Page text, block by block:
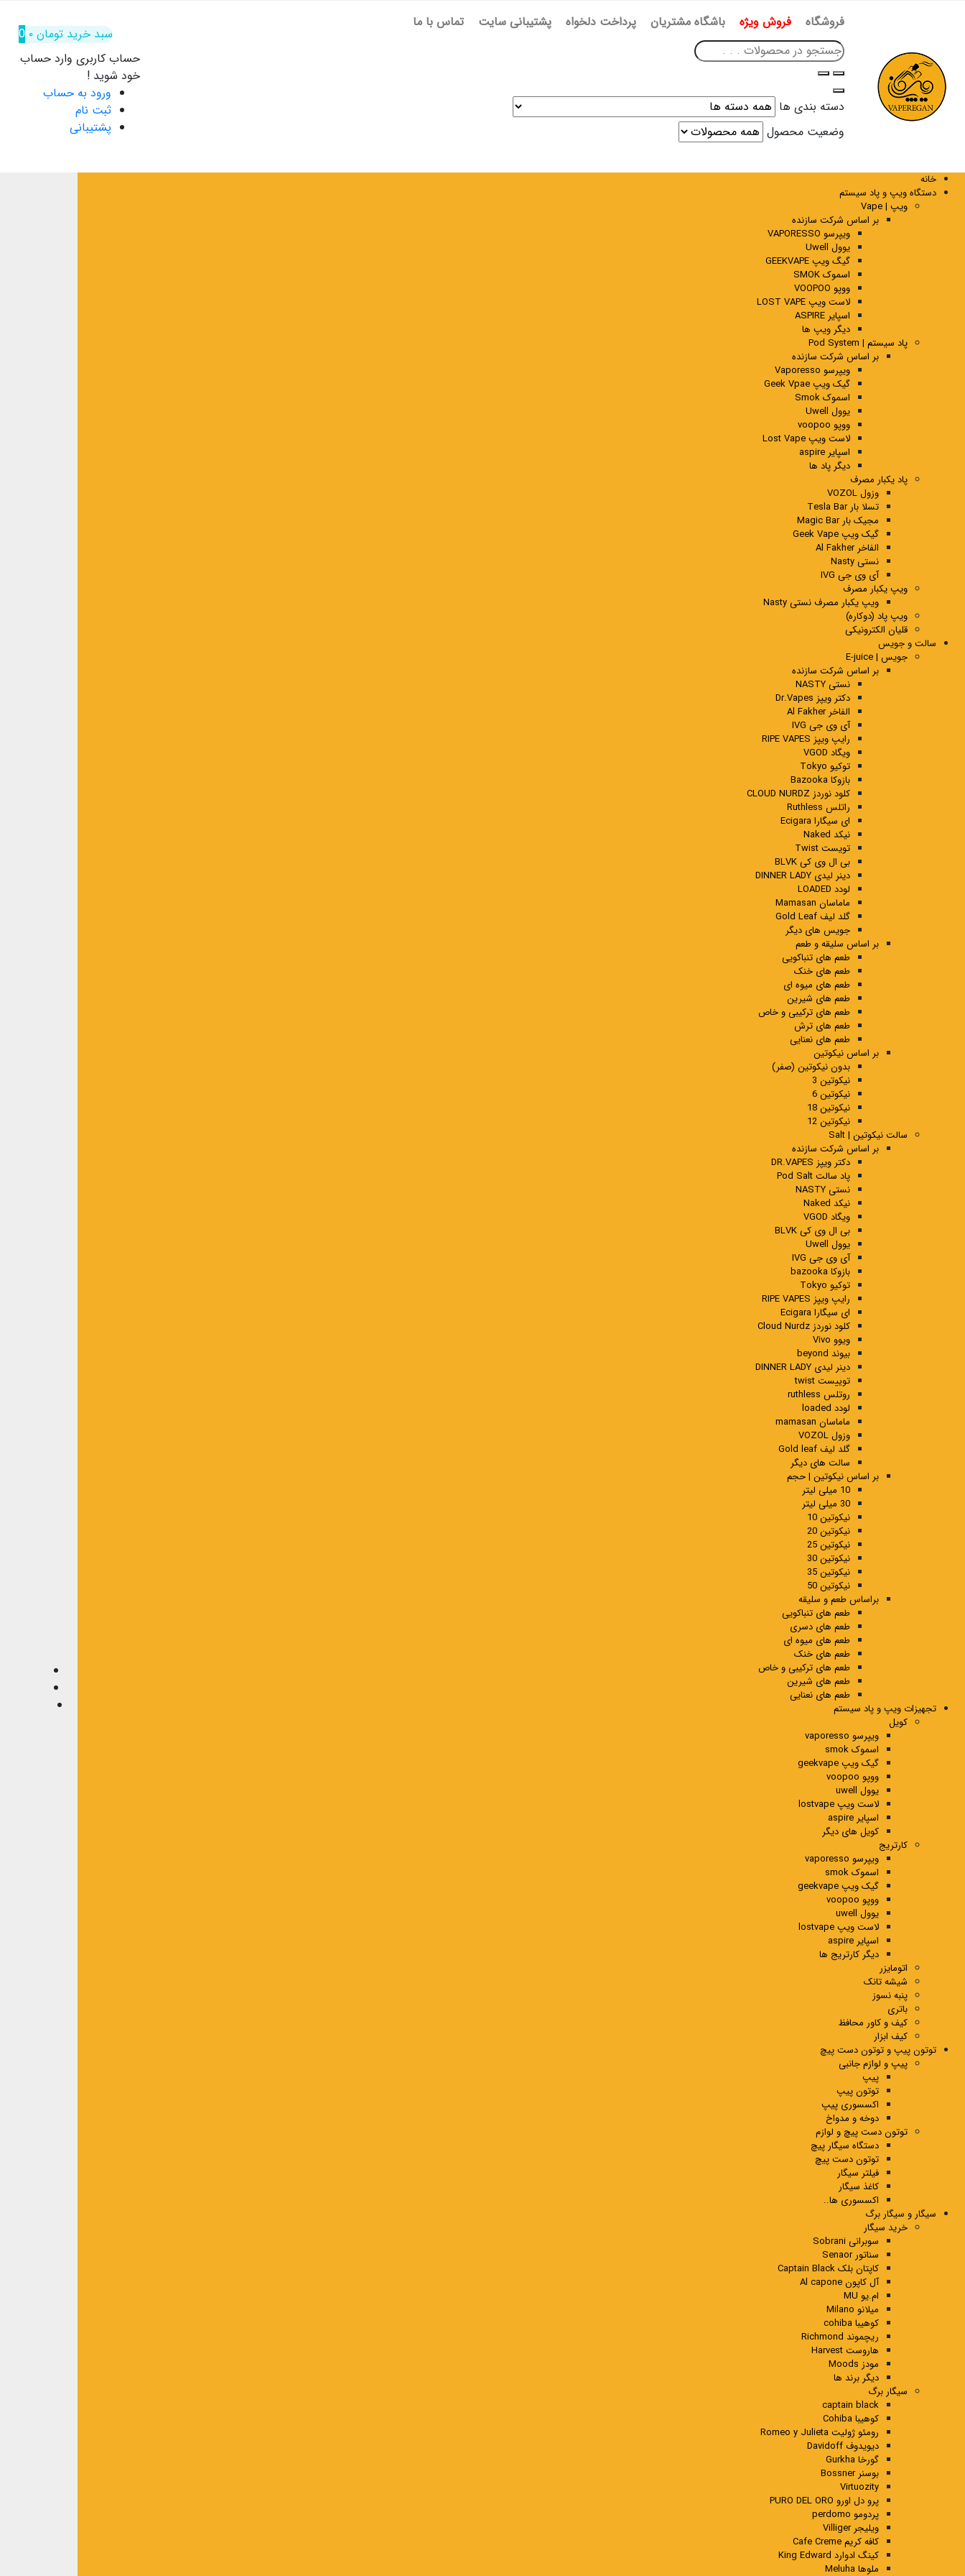
فروشگاه فروش ویژه باشگاه مشتریان پرداخت دلخواه پشتیبانی سایت تماس با ما
دسته بندی ها
وضعیت محصول
سبد خرید تومان۰
0
حساب کاربری وارد حساب
خود شوید !
ورود به حساب
ثبت نام
پشتیبانی
خانه
دستگاه ویپ و پاد سیستم
ویپ | Vape
بر اساس شرکت سازنده
ویپرسو VAPORESSO
یوول Uwell
گیگ ویپ GEEKVAPE
اسموک SMOK
ووپو VOOPOO
لاست ویپ LOST VAPE
اسپایر ASPIRE
دیگر ویپ ها
پاد سیستم | Pod System
بر اساس شرکت سازنده
ویپرسو Vaporesso
گیک ویپ Geek Vpae
اسموک Smok
یوول Uwell
ووپو voopoo
لاست ویپ Lost Vape
اسپایر aspire
دیگر پاد ها
پاد یکبار مصرف
وزول VOZOL
تسلا بار Tesla Bar
مجیک بار Magic Bar
گیک ویپ Geek Vape
الفاخر Al Fakher
نستی Nasty
آی وی جی IVG
ویپ یکبار مصرف
ویپ یکبار مصرف نستی Nasty
ویپ پاد (دوکاره)
قلیان الکترونیکی
سالت و جویس
جویس | E-juice
بر اساس شرکت سازنده
نستی NASTY
دکتر ویپز Dr.Vapes
الفاخر Al Fakher
آی وی جی IVG
رایپ ویپز RIPE VAPES
ویگاد VGOD
توکیو Tokyo
بازوکا Bazooka
کلود نوردز CLOUD NURDZ
راتلس Ruthless
ای سیگارا Ecigara
نیکد Naked
تویست Twist
بی ال وی کی BLVK
دینر لیدی DINNER LADY
لودد LOADED
ماماسان Mamasan
گلد لیف Gold Leaf
جویس های دیگر
بر اساس سلیقه و طعم
طعم های تنباکویی
طعم های خنک
طعم های میوه ای
طعم های شیرین
طعم های ترکیبی و خاص
طعم های ترش
طعم های نعنایی
بر اساس نیکوتین
بدون نیکوتین (صفر)
نیکوتین 3
نیکوتین 6
نیکوتین 18
نیکوتین 12
سالت نیکوتین | Salt
بر اساس شرکت سازنده
دکتر ویپز DR.VAPES
پاد سالت Pod Salt
نستی NASTY
نیکد Naked
ویگاد VGOD
بی ال وی کی BLVK
یوول Uwell
آی وی جی IVG
بازوکا bazooka
توکیو Tokyo
رایپ ویپز RIPE VAPES
ای سیگارا Ecigara
کلود نوردز Cloud Nurdz
ویوو Vivo
بیوند beyond
دینر لیدی DINNER LADY
توییست twist
روتلس ruthless
لودد loaded
ماماسان mamasan
وزول VOZOL
گلد لیف Gold leaf
سالت های دیگر
بر اساس نیکوتین | حجم
10 میلی لیتر
30 میلی لیتر
نیکوتین 10
نیکوتین 20
نیکوتین 25
نیکوتین 30
نیکوتین 35
نیکوتین 50
براساس طعم و سلیقه
طعم های تنباکویی
طعم های دسری
طعم های میوه ای
طعم های خنک
طعم های ترکیبی و خاص
طعم های شیرین
طعم های نعنایی
تجهیزات ویپ و پاد سیستم
کویل
ویپرسو vaporesso
اسموک smok
گیک ویپ geekvape
ووپو voopoo
یوول uwell
لاست ویپ lostvape
اسپایر aspire
کویل های دیگر
کارتریج
ویپرسو vaporesso
اسموک smok
گیک ویپ geekvape
ووپو voopoo
یوول uwell
لاست ویپ lostvape
اسپایر aspire
دیگر کارتریج ها
اتومایزر
شیشه تانک
پنبه نسوز
باتری
کیف و کاور محافظ
کیف ابزار
توتون پیپ و توتون دست پیچ
پیپ و لوازم جانبی
پیپ
توتون پیپ
اکسسوری پیپ
دوخه و مدواخ
توتون دست پیچ و لوازم
دستگاه سیگار پیچ
توتون دست پیچ
فیلتر سیگار
کاغذ سیگار
اکسسوری ها..
سیگار و سیگار برگ
خرید سیگار
سوبرانی Sobrani
سناتور Senaor
کاپتان بلک Captain Black
آل کاپون Al capone
ام.یو MU
میلانو Milano
کوهیبا cohiba
ریچموند Richmond
هاروست Harvest
مودز Moods
دیگر برند ها
سیگار برگ
captain black
کوهیبا Cohiba
رومئو ژولیت Romeo y Julieta
دیویدوف Davidoff
گورخا Gurkha
بوسنر Bossner
Virtuozity
پرو دل اورو PURO DEL ORO
پردومو perdomo
ویلیجر Villiger
کافه کریم Cafe Creme
کینگ ادوارد King Edward
ملوها Meluha